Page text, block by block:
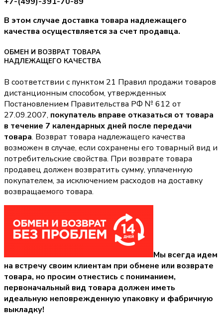
В этом случае доставка товара надлежащего
качества осуществляется за счет продавца.
ОБМЕН И ВОЗВРАТ ТОВАРА
НАДЛЕЖАЩЕГО КАЧЕСТВА
В соответствии с пунктом 21 Правил продажи товаров
дистанционным способом, утвержденных
Постановлением Правительства РФ № 612 от
27.09.2007, покупатель вправе отказаться от товара
в течение 7 календарных дней после передачи
товара. Возврат товара надлежащего качества
возможен в случае, если сохранены его товарный вид и
потребительские свойства. При возврате товара
продавец должен возвратить сумму, уплаченную
покупателем, за исключением расходов на доставку
возвращаемого товара.
Мы всегда идем
на встречу своим клиентам при обмене или возврате
товара, но просим отнестись с пониманием,
первоначальный вид товара должен иметь
идеальную неповрежденную упаковку и фабричную
выкладку!